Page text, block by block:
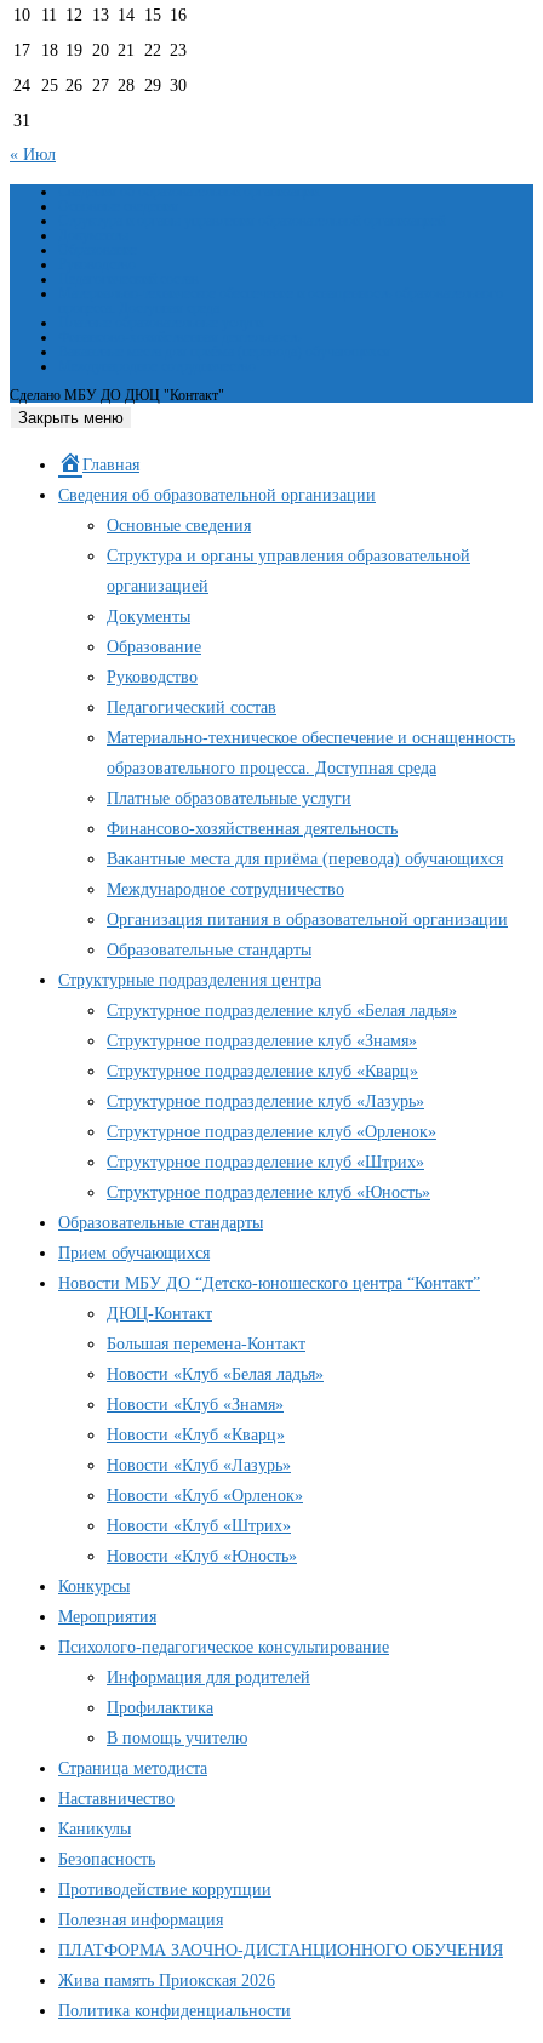
10
11 12 13 14 15 16
17
18 19 20 21 22 23
24 25 26 27 28 29 30
31
« Июл
Сделано МБУ ДО ДЮЦ "Контакт"
Закрыть меню
Главная
Сведения об образовательной организации
Основные сведения
Структура и органы управления образовательной
организацией
Документы
Образование
Руководство
Педагогический состав
Материально-техническое обеспечение и оснащенность
образовательного процесса. Доступная среда
Платные образовательные услуги
Финансово-хозяйственная деятельность
Вакантные места для приёма (перевода) обучающихся
Международное сотрудничество
Организация питания в образовательной организации
Образовательные стандарты
Структурные подразделения центра
Структурное подразделение клуб «Белая ладья»
Структурное подразделение клуб «Знамя»
Структурное подразделение клуб «Кварц»
Структурное подразделение клуб «Лазурь»
Структурное подразделение клуб «Орленок»
Структурное подразделение клуб «Штрих»
Структурное подразделение клуб «Юность»
Образовательные стандарты
Прием обучающихся
Новости МБУ ДО “Детско-юношеского центра “Контакт”
ДЮЦ-Контакт
Большая перемена-Контакт
Новости «Клуб «Белая ладья»
Новости «Клуб «Знамя»
Новости «Клуб «Кварц»
Новости «Клуб «Лазурь»
Новости «Клуб «Орленок»
Новости «Клуб «Штрих»
Новости «Клуб «Юность»
Конкурсы
Мероприятия
Психолого-педагогическое консультирование
Информация для родителей
Профилактика
В помощь учителю
Страница методиста
Наставничество
Каникулы
Безопасность
Противодействие коррупции
Полезная информация
ПЛАТФОРМА ЗАОЧНО-ДИСТАНЦИОННОГО ОБУЧЕНИЯ
Жива память Приокская 2026
Политика конфиденциальности